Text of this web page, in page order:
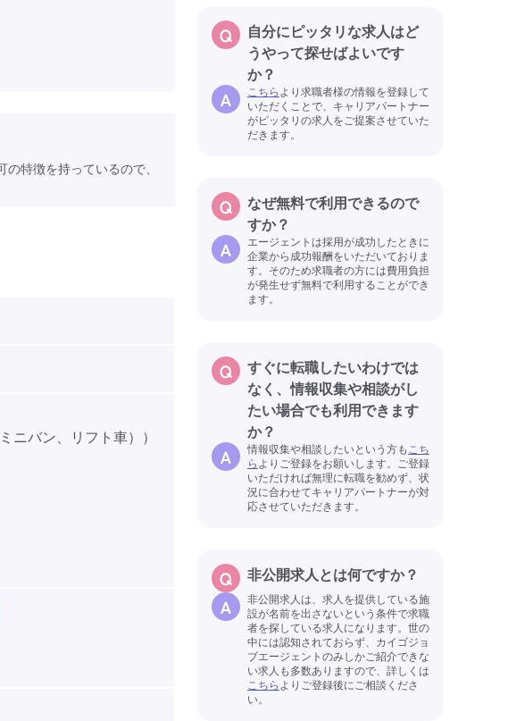
特徴を持っているので、
ニバン、リフト車））
自分にピッタリな求人はど
うやって探せばよいです
か？
こちらより求職者様の情報を登録して
いただくことで、キャリアパートナー
がピッタリの求人をご提案させていた
だきます。
なぜ無料で利用できるので
すか？
エージェントは採用が成功したときに
企業から成功報酬をいただいておりま
す。そのため求職者の方には費用負担
が発生せず無料で利用することができ
ます。
すぐに転職したいわけでは
なく、情報収集や相談がし
たい場合でも利用できます
か？
情報収集や相談したいという方もこち
らよりご登録をお願いします。ご登録
いただければ無理に転職を勧めず、状
況に合わせてキャリアパートナーが対
応させていただきます。
非公開求人とは何ですか？
非公開求人は、求人を提供している施
設が名前を出さないという条件で求職
者を探している求人になります。世の
中には認知されておらず、カイゴジョ
ブエージェントのみしかご紹介できな
い求人も多数ありますので、詳しくは
こちらよりご登録後にご相談くださ
い。